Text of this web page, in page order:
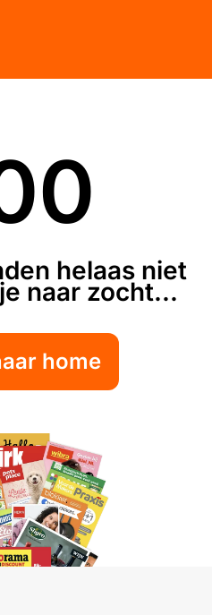
helaas niet
naar zocht...
home